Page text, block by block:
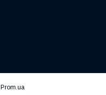
Prom.ua